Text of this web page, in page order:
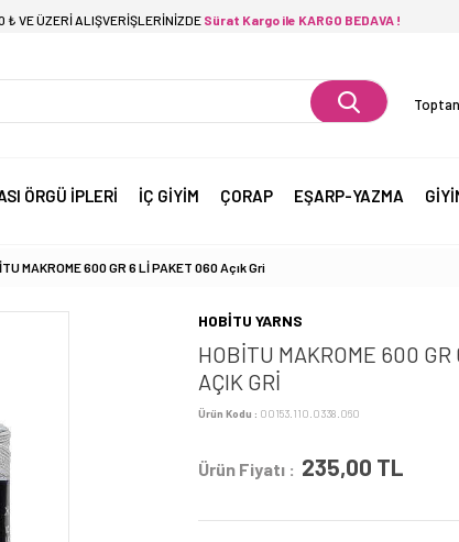
₺ VE ÜZERİ ALIŞVERİŞLERİNİZDE Sürat Kargo ile KARGO BEDAVA !
ÖRGÜ İPLERİ İÇ GİYİM ÇORAP EŞARP-YAZMA
MAKROME 600 GR 6 Lİ PAKET 060 Açık Gri
HOBİTU YARNS
HOBİTU MAKROME 600
AÇIK GRI
Ürün Kodu : 00153.110.0338.060
Ürün Fiyatı : 235,00 TL